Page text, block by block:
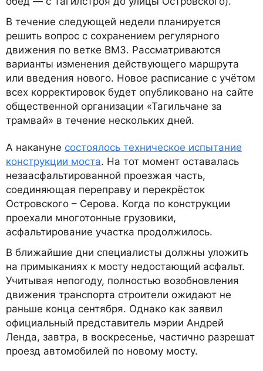
В течение следующей недели планируется
решить вопрос с сохранением регулярного
движения по ветке ВМЗ. Рассматриваются
варианты изменения действующего маршрута
или введения нового. Новое расписание с учётом
всех корректировок будет опубликовано на сайте
общественной организации «Тагильчане за
трамвай» в течение нескольких дней.
А накануне состоялось техническое испытание
конструкции моста. На тот момент оставалась
незаасфальтированной проезжая часть,
соединяющая переправу и перекрёсток
Островского – Серова. Когда по конструкции
проехали многотонные грузовики,
асфальтирование участка продолжилось.
В ближайшие дни специалисты должны уложить
на примыканиях к мосту недостающий асфальт.
Учитывая непогоду, полностью возобновления
движения транспорта строители ожидают не
раньше конца сентября. Однако как заявил
официальный представитель мэрии Андрей
Ленда, завтра, в воскресенье, частично разрешат
проезд автомобилей по новому мосту.